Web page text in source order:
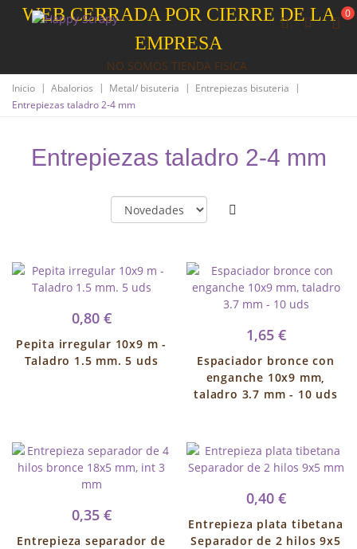
WEB CERRADA POR CIERRE DE LA
EMPRESA
NO SOMOS TIENDA FISICA
0
Inicio | Abalorios | Metal/ bisuteria | Entrepiezas bisuteria
|
Entrepiezas taladro 2-4 mm
Entrepiezas taladro 2-4 mm
0,80 €
Pepita irregular 10x9 m -
Taladro 1.5 mm. 5 uds
1,65 €
Espaciador bronce con
enganche 10x9 mm,
taladro 3.7 mm - 10 uds
0,35 €
Entrepieza separador de
0,40 €
Entrepieza plata tibetana
Separador de 2 hilos 9x5